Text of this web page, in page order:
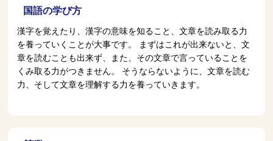
国語の学び方
漢字を覚えたり、漢字の意味を知ること、文章を読み取る力
を養っていくことが大事です。 まずはこれが出来ないと、文
章を読むことも出来ず、また、その文章で言っていることを
くみ取る力がつきません。 そうならないように、文章を読む
力、そして文章を理解する力を養っていきます。